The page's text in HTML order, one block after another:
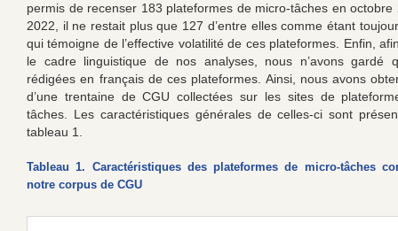
permis de recenser 183 plateformes de micro-tâches en octobre
2022, il ne restait plus que 127 d’entre elles comme étant
qui témoigne de l’effective volatilité de ces plateformes. Enfin,
le cadre linguistique de nos analyses, nous n’avons gardé
rédigées en français de ces plateformes. Ainsi, nous avons
d’une trentaine de CGU collectées sur les sites de
tâches. Les caractéristiques générales de celles-ci sont
tableau 1.
Tableau 1. Caractéristiques des plateformes de micro-tâches
notre corpus de CGU